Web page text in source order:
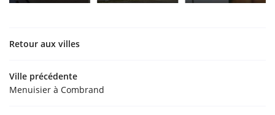
Retour aux villes
Ville précédente
Menuisier à Combrand